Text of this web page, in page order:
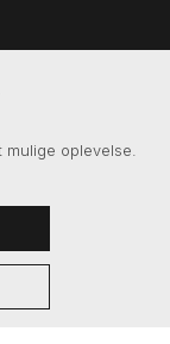
oplevelse.